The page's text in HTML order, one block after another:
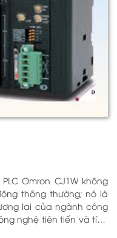
thông thường; nó là
lai của ngành công
nghệ tiên tiến và tính